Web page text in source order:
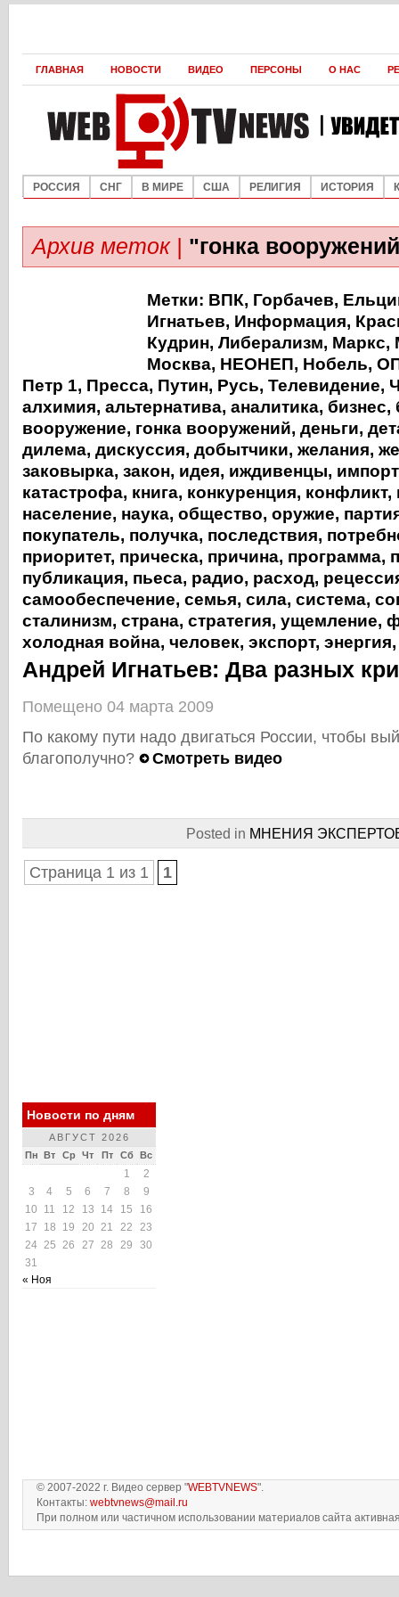
ГЛАВНАЯ НОВОСТИ ВИДЕО ПЕРСОНЫ О НАС
РОССИЯ СНГ В МИРЕ США РЕЛИГИЯ ИСТОРИЯ
Архив меток | "гонка
Метки: ВПК, Горбачев,
Игнатьев, Информация,
Кудрин, Либерализм, Маркс,
Москва, НЕОНЕП, Нобель,
Петр 1, Пресса, Путин, Русь, Телевидение,
алхимия, альтернатива, аналитика, бизнес,
вооружение, гонка вооружений, деньги,
дилема, дискуссия, добытчики, желания,
заковырка, закон, идея, иждивенцы, импорт
катастрофа, книга, конкуренция, конфликт,
население, наука, общество, оружие,
покупатель, получка, последствия,
приоритет, прическа, причина, программа,
публикация, пьеса, радио, расход,
самообеспечение, семья, сила, система,
сталинизм, страна, стратегия, ущемление,
холодная война, человек, экспорт, энергия
Андрей Игнатьев: Два разных
Помещено 04 марта 2009
По какому пути надо двигаться России, чтобы
благополучно?
Смотреть видео
Posted in МНЕНИЯ
Страница 1 из 1 1
Новости по дням
АВГУСТ 2026
Пн Вт Ср Чт Пт Сб Вс
1
2
3
4 5 6 7 8
9
10
11 12 13 14 15
16
17
18 19 20 21 22
23
24 25 26 27 28 29
30
31
« Ноя
© 2007-2022 г. Видео сервер "WEBTVNEWS".
Контакты: webtvnews@mail.ru
При полном или частичном использовании материалов сайта